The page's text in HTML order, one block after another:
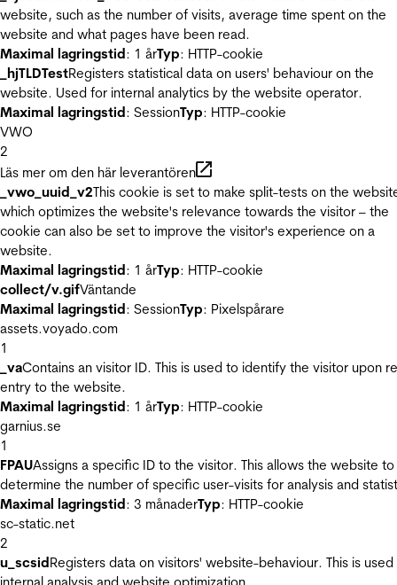
website, such as the number of visits, average time spent on the
website and what pages have been read.
Maximal lagringstid: 1 årTyp: HTTP-cookie
_hjTLDTestRegisters statistical data on users' behaviour on the
website. Used for internal analytics by the website operator.
Maximal lagringstid: SessionTyp: HTTP-cookie
VWO
2
Läs mer om den här leverantören
_vwo_uuid_v2This cookie is set to make split-tests on the
which optimizes the website's relevance towards the visitor – the
cookie can also be set to improve the visitor's experience on a
website.
Maximal lagringstid: 1 årTyp: HTTP-cookie
collect/v.gifVäntande
Maximal lagringstid: SessionTyp: Pixelspårare
assets.voyado.com
1
_vaContains an visitor ID. This is used to identify the visitor upon
entry to the website.
Maximal lagringstid: 1 årTyp: HTTP-cookie
garnius.se
1
FPAUAssigns a specific ID to the visitor. This allows the website to
determine the number of specific user-visits for analysis and
Maximal lagringstid: 3 månaderTyp: HTTP-cookie
sc-static.net
2
u_scsidRegisters data on visitors' website-behaviour. This is